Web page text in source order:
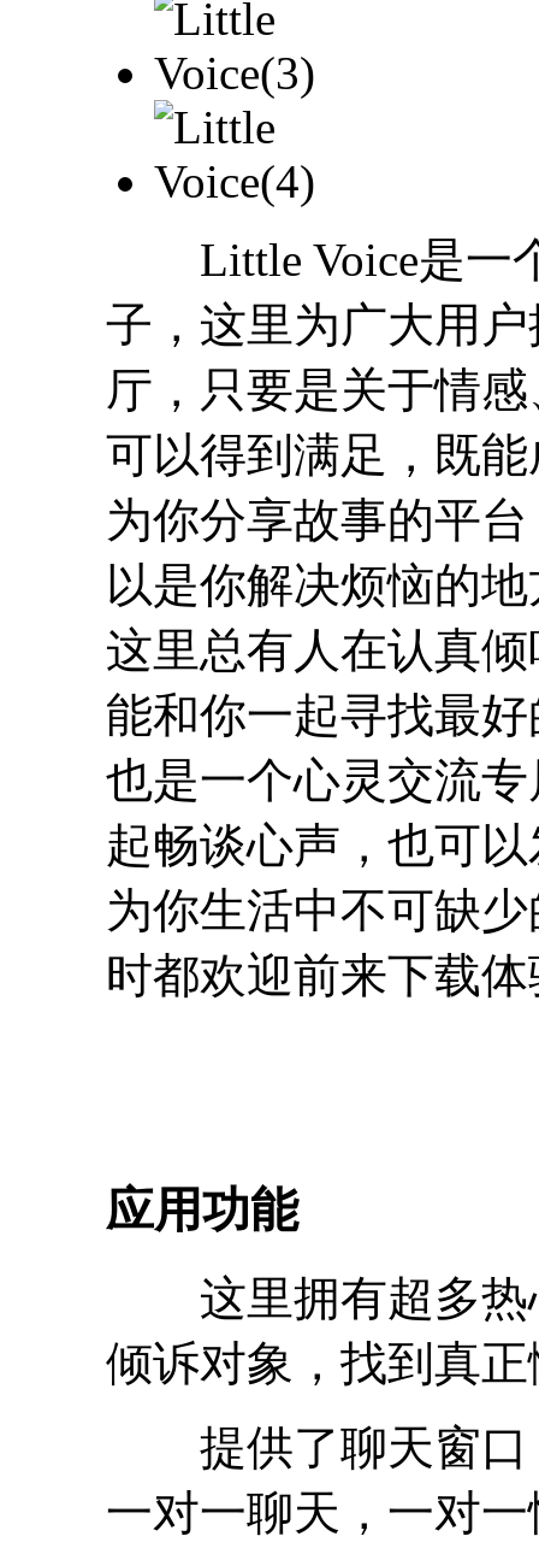
Little Voice是一
子，这里为广大用
厅，只要是关于情
可以得到满足，既
为你分享故事的平
以是你解决烦恼的
这里总有人在认真
能和你一起寻找最
也是一个心灵交流
起畅谈心声，也可
为你生活中不可缺
时都欢迎前来下载
应用功能
这里拥有超多热
倾诉对象，找到真
提供了聊天窗口
一对一聊天，一对